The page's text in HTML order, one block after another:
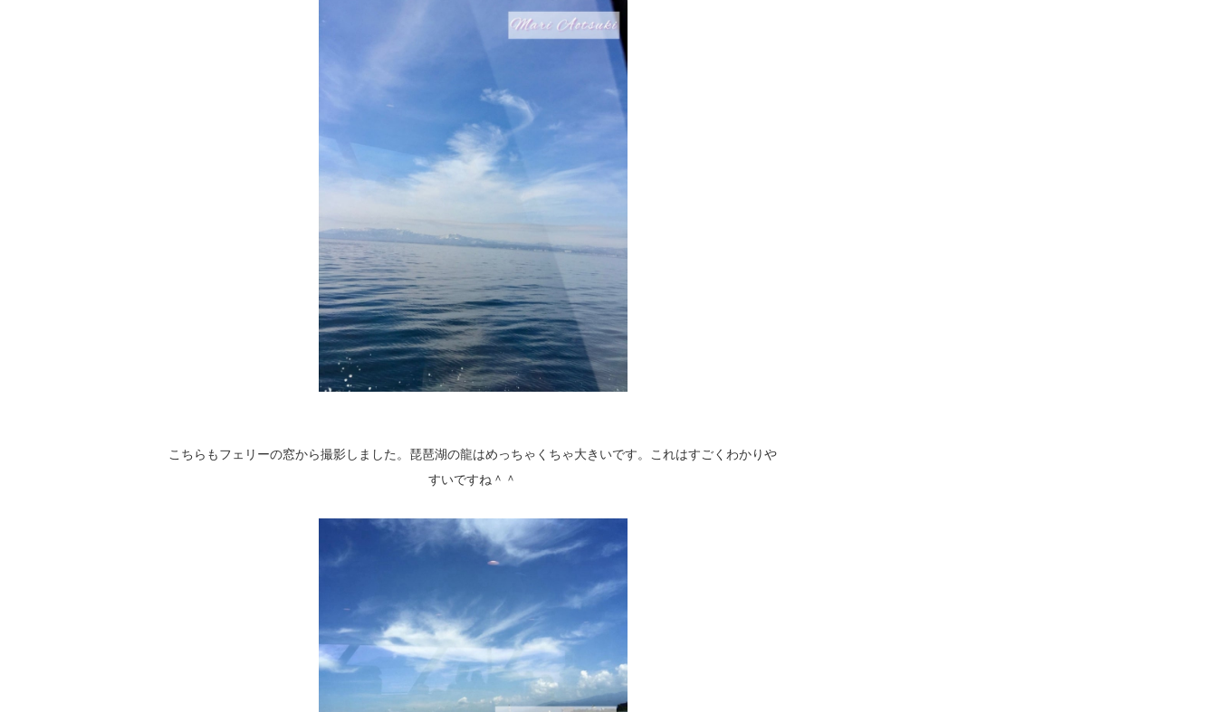
こちらもフェリーの窓から撮影しました。琵琶湖の龍はめっちゃくちゃ大きいです。これはすごくわかりや
すいですね＾＾